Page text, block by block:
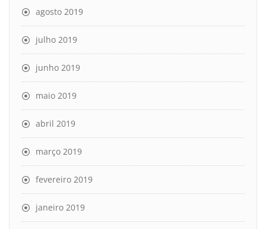
agosto 2019
julho 2019
junho 2019
maio 2019
abril 2019
março 2019
fevereiro 2019
janeiro 2019